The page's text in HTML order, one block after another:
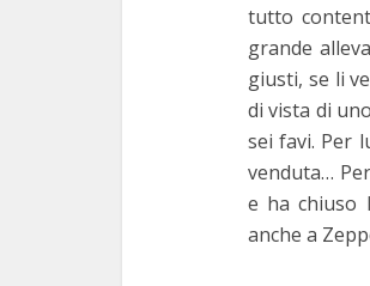
tutto
grande
giusti, se li
di vista di
sei favi. Per
venduta…
e ha chiuso
anche a